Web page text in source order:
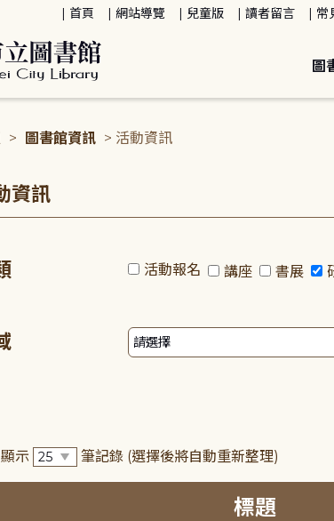
首頁 網站導覽 兒童版 讀者留言 常
圖
> 圖書館資訊 > 活動資訊
資訊
活動報名 講座 書展
示 筆記錄 (選擇後將自動重新整理)
標題